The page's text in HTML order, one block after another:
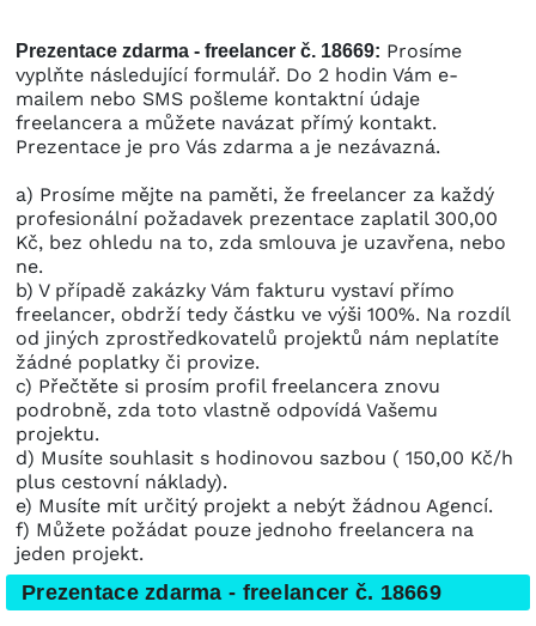
Prezentace zdarma - freelancer č. 18669: Prosíme
vyplňte následující formulář. Do 2 hodin Vám e-
mailem nebo SMS pošleme kontaktní údaje
freelancera a můžete navázat přímý kontakt.
Prezentace je pro Vás zdarma a je nezávazná.
a) Prosíme mějte na paměti, že freelancer za každý
profesionální požadavek prezentace zaplatil 300,00
Kč, bez ohledu na to, zda smlouva je uzavřena, nebo
ne.
b) V případě zakázky Vám fakturu vystaví přímo
freelancer, obdrží tedy částku ve výši 100%. Na rozdíl
od jiných zprostředkovatelů projektů nám neplatíte
žádné poplatky či provize.
c) Přečtěte si prosím profil freelancera znovu
podrobně, zda toto vlastně odpovídá Vašemu
projektu.
d) Musíte souhlasit s hodinovou sazbou ( 150,00 Kč/h
plus cestovní náklady).
e) Musíte mít určitý projekt a nebýt žádnou Agencí.
f) Můžete požádat pouze jednoho freelancera na
jeden projekt.
Prezentace zdarma - freelancer č. 18669